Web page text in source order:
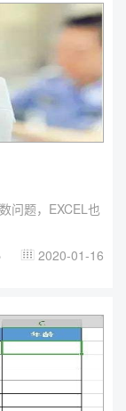
问题，EXCEL也
 2020-01-16